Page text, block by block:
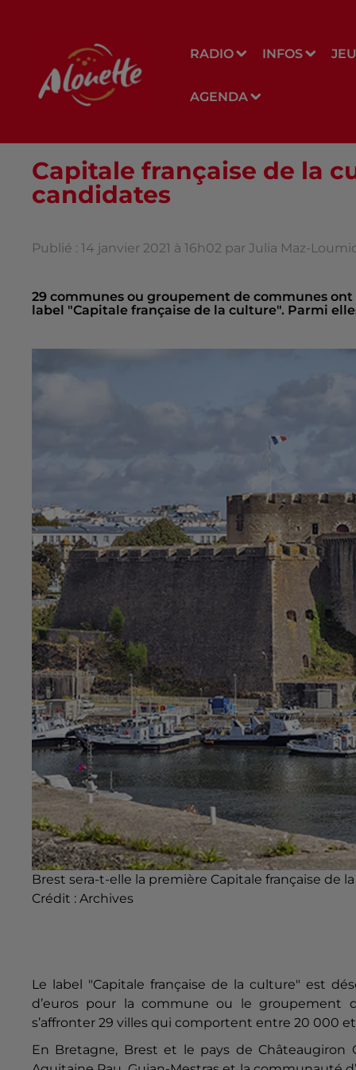
RADIO INFOS
AGENDA
Capitale française de la
candidates
Publié : 14 janvier 2021 à 16h02 par Julia Maz-
29 communes ou groupement de communes
label "Capitale française de la culture". Parmi
Brest sera-t-elle la première Capitale française de
Crédit : Archives
Le label "Capitale française de la culture" est
d’euros pour la commune ou le groupement
s’affronter 29 villes qui comportent entre 20 000
En Bretagne, Brest et le pays de Châteaugiron